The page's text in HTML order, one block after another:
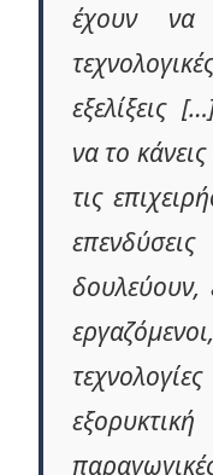
έχουν να
εξελίξεις
να το
τις
δουλεύουν,